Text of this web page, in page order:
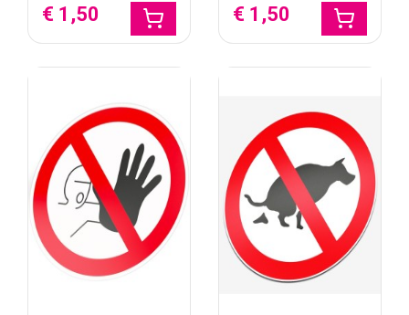
€ 1,50 € 1,50